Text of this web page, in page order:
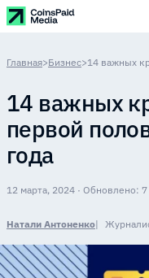
Главная>Бизнес>
14 важных
первой
года
12 марта, 2024 · Обновлено:
Натали Антоненко